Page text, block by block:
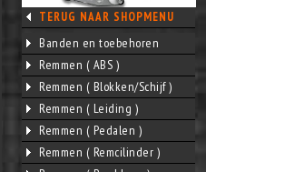
TERUG NAAR SHOPMENU
Banden en toebehoren
Remmen ( ABS )
Remmen ( Blokken/Schijf )
Remmen ( Leiding )
Remmen ( Pedalen )
Remmen ( Remcilinder )